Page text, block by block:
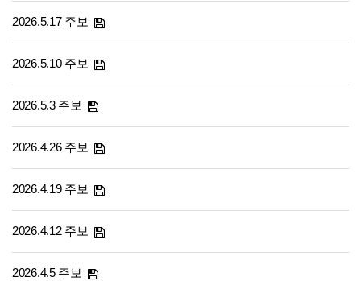
2026.5.17 주보
2026.5.10 주보
2026.5.3 주보
2026.4.26 주보
2026.4.19 주보
2026.4.12 주보
2026.4.5 주보